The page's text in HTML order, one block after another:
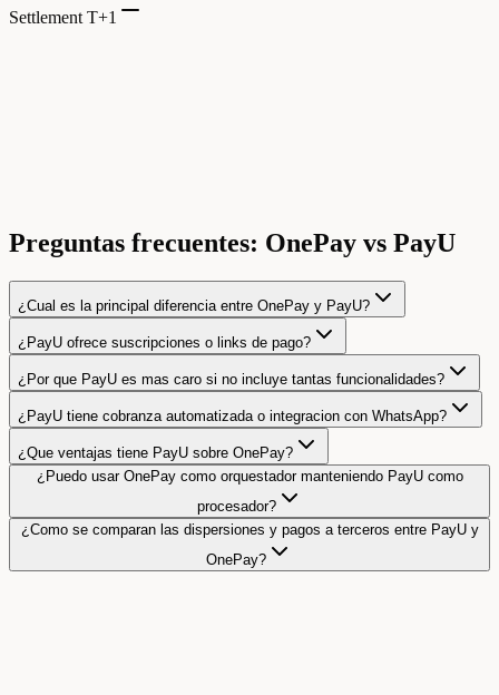
Settlement T+1
Preguntas frecuentes: OnePay vs PayU
¿Cual es la principal diferencia entre OnePay y PayU?
¿PayU ofrece suscripciones o links de pago?
¿Por que PayU es mas caro si no incluye tantas funcionalidades?
¿PayU tiene cobranza automatizada o integracion con WhatsApp?
¿Que ventajas tiene PayU sobre OnePay?
¿Puedo usar OnePay como orquestador manteniendo PayU como
procesador?
¿Como se comparan las dispersiones y pagos a terceros entre PayU y
OnePay?